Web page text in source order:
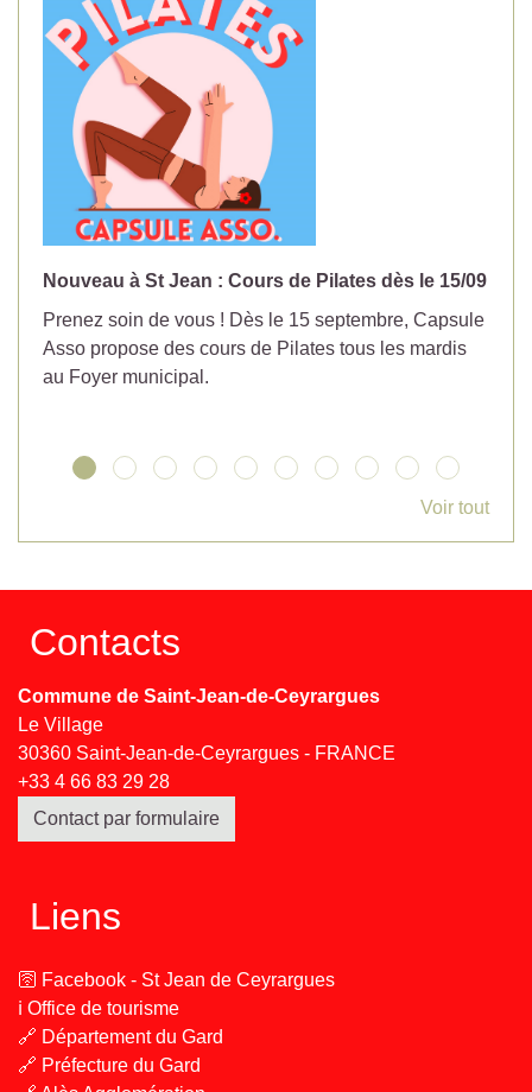
Nouveau à St Jean : Cours de Pilates dès le 15/09
Prenez soin de vous ! Dès le 15 septembre, Capsule
Asso propose des cours de Pilates tous les mardis
au Foyer municipal.
Voir tout
Contacts
Commune de Saint-Jean-de-Ceyrargues
Le Village
30360 Saint-Jean-de-Ceyrargues - FRANCE
+33 4 66 83 29 28
Contact par formulaire
Liens
🛜 Facebook - St Jean de Ceyrargues
ℹ️ Office de tourisme
🔗 Département du Gard
🔗 Préfecture du Gard